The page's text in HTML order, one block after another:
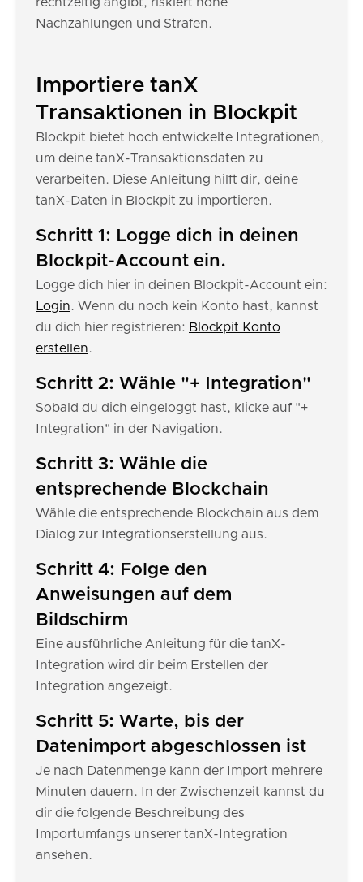
Nachzahlungen und Strafen.
Importiere tanX
Transaktionen in Blockpit
Blockpit bietet hoch entwickelte Integrationen,
um deine tanX-Transaktionsdaten zu
verarbeiten. Diese Anleitung hilft dir, deine
tanX-Daten in Blockpit zu importieren.
Schritt 1: Logge dich in deinen
Blockpit-Account ein.
Logge dich hier in deinen Blockpit-Account ein:
Login. Wenn du noch kein Konto hast, kannst
du dich hier registrieren: Blockpit Konto
erstellen.
Schritt 2: Wähle "+ Integration"
Sobald du dich eingeloggt hast, klicke auf "+
Integration" in der Navigation.
Schritt 3: Wähle die
entsprechende Blockchain
Wähle die entsprechende Blockchain aus dem
Dialog zur Integrationserstellung aus.
Schritt 4: Folge den
Anweisungen auf dem
Bildschirm
Eine ausführliche Anleitung für die tanX-
Integration wird dir beim Erstellen der
Integration angezeigt.
Schritt 5: Warte, bis der
Datenimport abgeschlossen ist
Je nach Datenmenge kann der Import mehrere
Minuten dauern. In der Zwischenzeit kannst du
dir die folgende Beschreibung des
Importumfangs unserer tanX-Integration
ansehen.